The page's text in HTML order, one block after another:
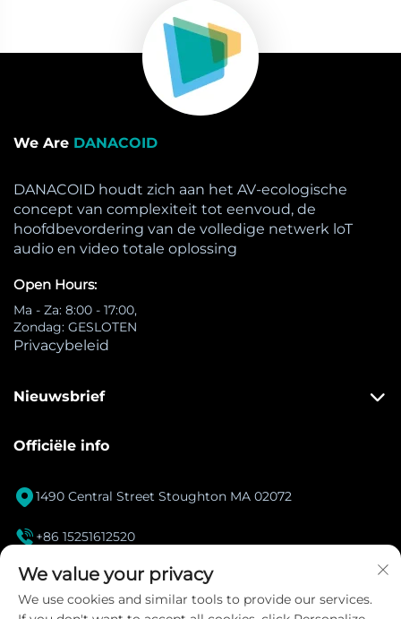
We Are DANACOID
DANACOID houdt zich aan het AV-ecologische
concept van complexiteit tot eenvoud, de
hoofdbevordering van de volledige netwerk loT
audio en video totale oplossing
Open Hours:
Ma - Za: 8:00 - 17:00,
Zondag: GESLOTEN
Privacybeleid
Nieuwsbrief
Officiële info
1490 Central Street Stoughton MA 02072
 +86 15251612520
[email protected]
We value your privacy
We use cookies and similar tools to provide our services.